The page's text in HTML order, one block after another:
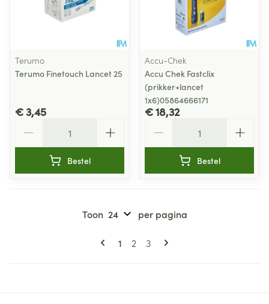
Terumo
Terumo Finetouch Lancet 25
€ 3,45
Bestel
Accu-Chek
Accu Chek Fastclix
(prikker+lancet
1x6)05864666171
€ 18,32
Bestel
Pagina's
U lees momenteel pagina
1 Pagina
2 Pagina
3
Toon per pagina